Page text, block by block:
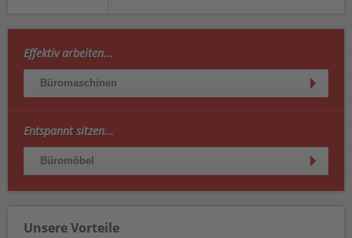
Effektiv arbeiten...
Büromaschinen
Entspannt sitzen...
Büromöbel
Unsere Vorteile